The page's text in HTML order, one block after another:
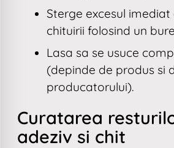
Sterge excesul
chituirii folosind un
Lasa sa se usuce
(depinde de produs si
producatorului).
Curatarea
adeziv si chit